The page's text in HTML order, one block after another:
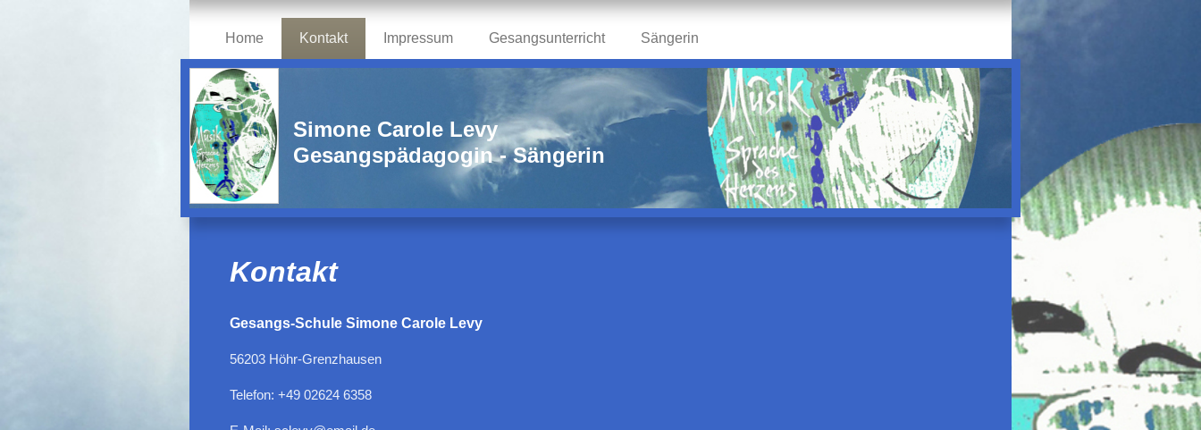
Home Kontakt Impressum Gesangsunterricht Sängerin
Simone Carole Levy
Gesangspädagogin - Sängerin
Kontakt
Gesangs-Schule Simone Carole Levy
56203 Höhr-Grenzhausen
Telefon: +49 02624 6358